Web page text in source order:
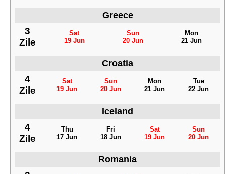
Greece
3
Zile
Sat
19 Jun
Sun
20 Jun
Mon
21 Jun
Croatia
4
Zile
Sat
19 Jun
Sun
20 Jun
Mon
21 Jun
Tue
22 Jun
Iceland
4
Zile
Thu
17 Jun
Fri
18 Jun
Sat
19 Jun
Sun
20 Jun
Romania